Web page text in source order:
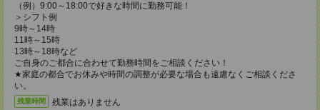
（例）9:00～18:00で好きな時間に勤務可能！
＞シフト例
9時～14時
11時～15時
13時～18時など
ご自身のご都合に合わせて勤務時間をご相談ください！
★家庭の都合でお休みや時間の調整が必要な場合も遠慮なくご相談くださ
い。
残業時間 残業はありません